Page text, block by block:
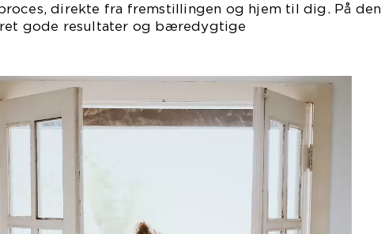
direkte fra fremstillingen og hjem til dig. På den
gode resultater og bæredygtige